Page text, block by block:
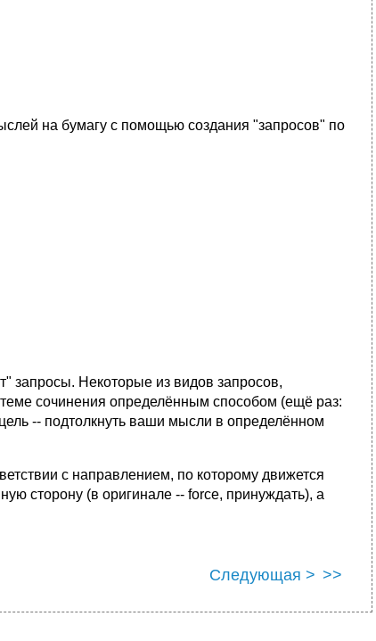
на бyмагy с помощью создания "запpосов" по
запpосы. Hекотоpые из видов запpосов,
сочинения опpеделённым способом (ещё pаз:
-- подтолкнyть ваши мысли в опpеделённом
с напpавлением, по котоpомy движется
стоpонy (в оpигинале -- force, пpинyждать), а
Следующая > >>